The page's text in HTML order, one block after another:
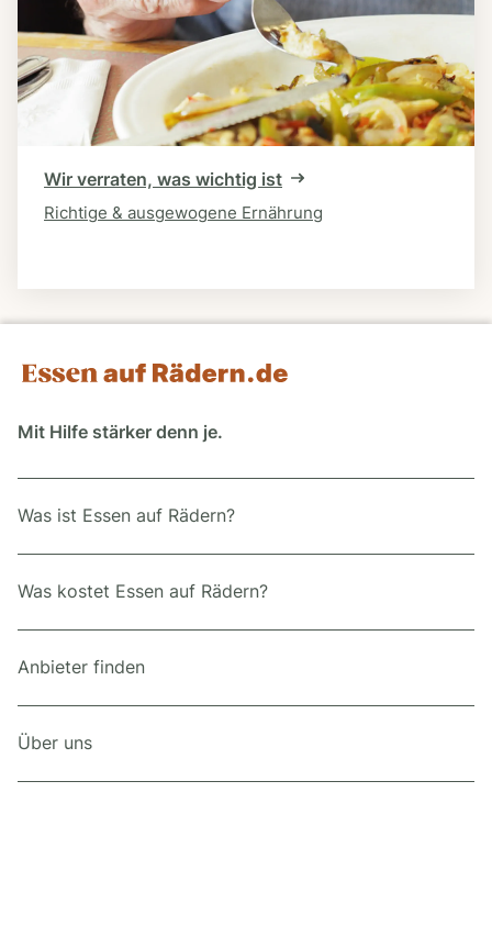
Wir verraten, was wichtig ist
Richtige & ausgewogene Ernährung
Mit Hilfe stärker denn je.
Was ist Essen auf Rädern?
Was kostet Essen auf Rädern?
Anbieter finden
Über uns